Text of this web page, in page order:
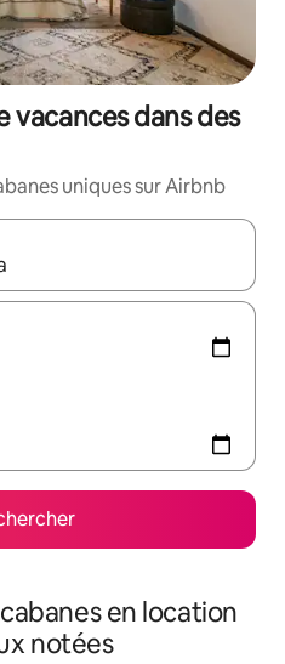
vacances dans des
uniques sur Airbnb
utilisez les flèches vers le
en location
notées